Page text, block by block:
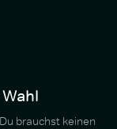
brauchst keinen